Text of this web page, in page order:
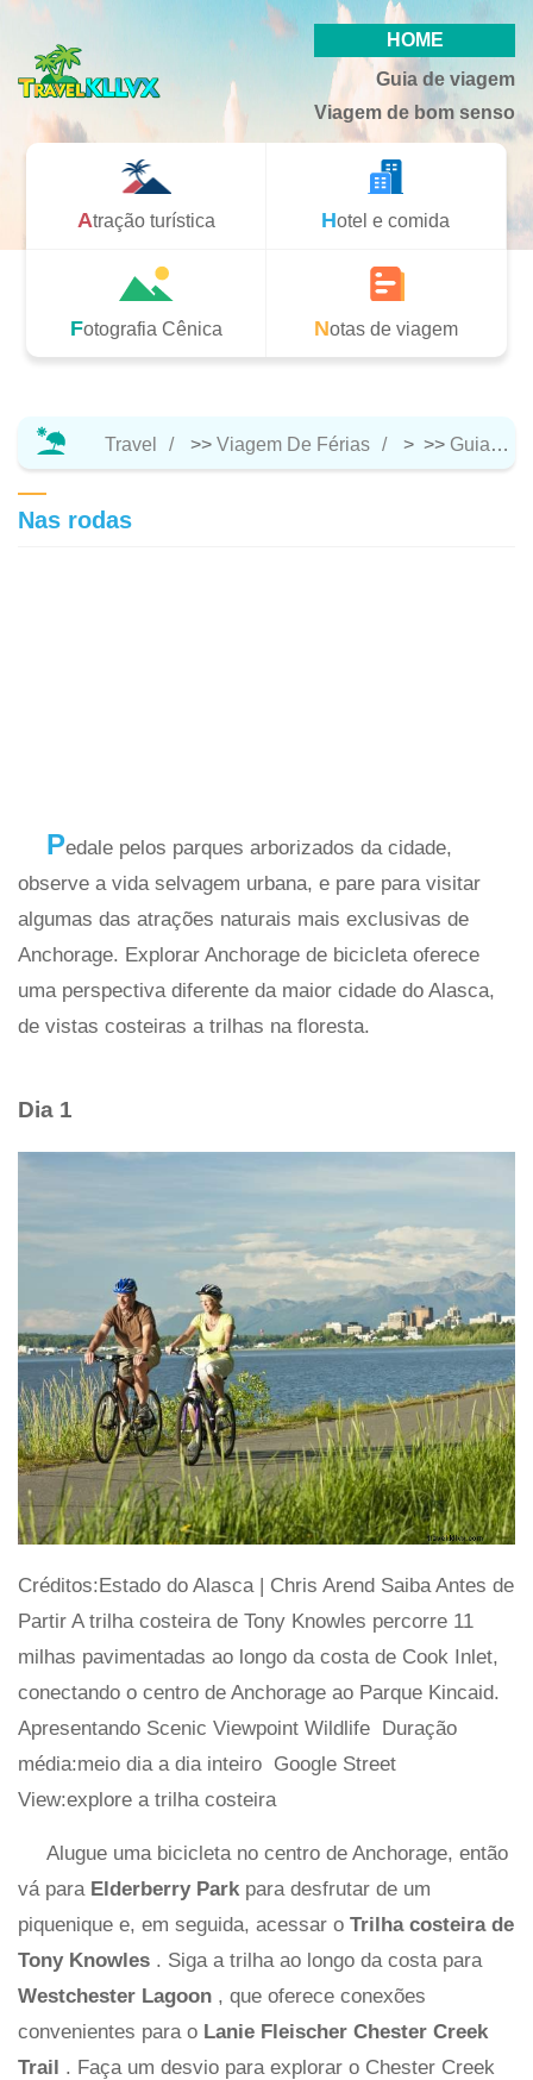
HOME
Guia de viagem
Viagem de bom senso
Atração turística Hotel e comida
Fotografia Cênica Notas de viagem
Travel >> Viagem De Férias > >> Guia De Viagem
Nas rodas
Pedale pelos parques arborizados da cidade,
observe a vida selvagem urbana, e pare para visitar
algumas das atrações naturais mais exclusivas de
Anchorage. Explorar Anchorage de bicicleta oferece
uma perspectiva diferente da maior cidade do Alasca,
de vistas costeiras a trilhas na floresta.
Dia 1
Créditos:Estado do Alasca | Chris Arend Saiba Antes de
Partir A trilha costeira de Tony Knowles percorre 11
milhas pavimentadas ao longo da costa de Cook Inlet,
conectando o centro de Anchorage ao Parque Kincaid.
Apresentando Scenic Viewpoint Wildlife Duração
média:meio dia a dia inteiro Google Street
View:explore a trilha costeira
Alugue uma bicicleta no centro de Anchorage, então
vá para Elderberry Park para desfrutar de um
piquenique e, em seguida, acessar o Trilha costeira de
Tony Knowles . Siga a trilha ao longo da costa para
Westchester Lagoon , que oferece conexões
convenientes para o Lanie Fleischer Chester Creek
Trail . Faça um desvio para explorar o Chester Creek